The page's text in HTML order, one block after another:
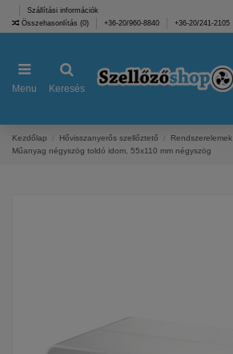
Szállítási információk
Összehasonlítás (0) +36-20/960-8840 +36-20/241-2105
Menu Keresés
Kezdőlap Hővisszanyerős szellőztető Rendszerelemek
Műanyag négyszög toldó idom, 55x110 mm négyszög